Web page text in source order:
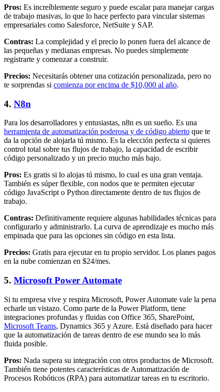
Pros: Es increíblemente seguro y puede escalar para manejar cargas
de trabajo masivas, lo que lo hace perfecto para vincular sistemas
empresariales como Salesforce, NetSuite y SAP.
Contras: La complejidad y el precio lo ponen fuera del alcance de
las pequeñas y medianas empresas. No puedes simplemente
registrarte y comenzar a construir.
Precios: Necesitarás obtener una cotización personalizada, pero no
te sorprendas si comienza por encima de $10,000 al año.
4. N8n
Para los desarrolladores y entusiastas, n8n es un sueño. Es una
herramienta de automatización poderosa y de código abierto que te
da la opción de alojarla tú mismo. Es la elección perfecta si quieres
control total sobre tus flujos de trabajo, la capacidad de escribir
código personalizado y un precio mucho más bajo.
Pros: Es gratis si lo alojas tú mismo, lo cual es una gran ventaja.
También es súper flexible, con nodos que te permiten ejecutar
código JavaScript o Python directamente dentro de tus flujos de
trabajo.
Contras: Definitivamente requiere algunas habilidades técnicas para
configurarlo y administrarlo. La curva de aprendizaje es mucho más
empinada que para las opciones sin código en esta lista.
Precios: Gratis para ejecutar en tu propio servidor. Los planes pagos
en la nube comienzan en $24/mes.
5. Microsoft Power Automate
Si tu empresa vive y respira Microsoft, Power Automate vale la pena
echarle un vistazo. Como parte de la Power Platform, tiene
integraciones profundas y fluidas con Office 365, SharePoint,
Microsoft Teams, Dynamics 365 y Azure. Está diseñado para hacer
que la automatización de tareas dentro de ese mundo sea lo más
fluida posible.
Pros: Nada supera su integración con otros productos de Microsoft.
También tiene potentes características de Automatización de
Procesos Robóticos (RPA) para automatizar tareas en tu escritorio.